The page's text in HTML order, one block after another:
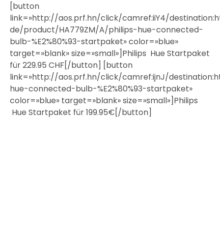
[button
link=»http://aos.prf.hn/click/camref:iiY4/
de/product/HA779ZM/A/philips-hue-connected-
bulb-%E2%80%93-startpaket» color=»blue»
target=»blank» size=»small»]Philips Hue Startpaket
für 229.95 CHF[/button] [button
link=»http://aos.prf.hn/click/camref:ijnJ/
hue-connected-bulb-%E2%80%93-startpaket»
color=»blue» target=»blank» size=»small»]Philips
Hue Startpaket für 199.95€[/button]